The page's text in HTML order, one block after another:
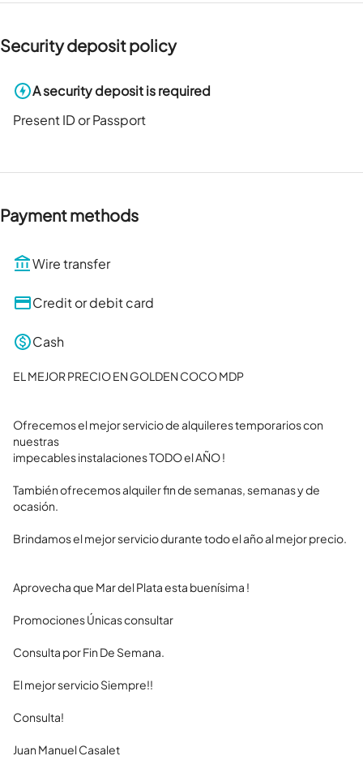
Security deposit policy
A security deposit is required
Present ID or Passport
Payment methods
Wire transfer
Credit or debit card
Cash
EL MEJOR PRECIO EN GOLDEN COCO MDP
Ofrecemos el mejor servicio de alquileres temporarios con
nuestras
impecables instalaciones TODO el AÑO !
También ofrecemos alquiler fin de semanas, semanas y de
ocasión.
Brindamos el mejor servicio durante todo el año al mejor precio.
Aprovecha que Mar del Plata esta buenísima !
Promociones Únicas consultar
Consulta por Fin De Semana.
El mejor servicio Siempre!!
Consulta!
Juan Manuel Casalet